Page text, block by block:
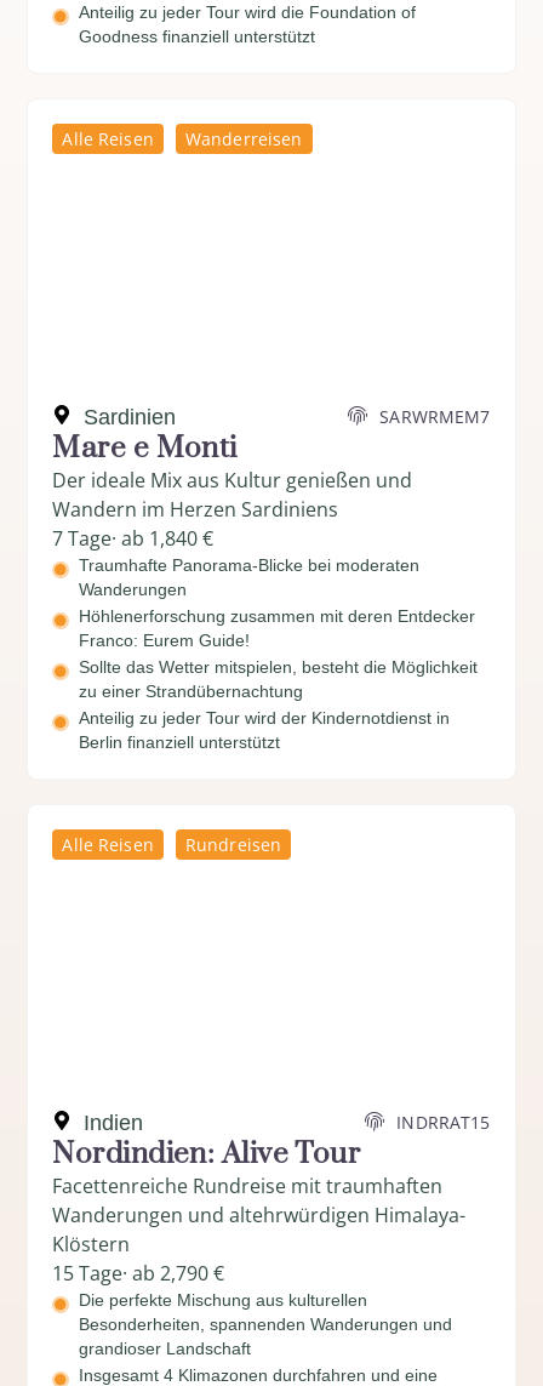
Anteilig zu jeder Tour wird die Foundation of
Goodness finanziell unterstützt
Alle Reisen Wanderreisen
Sardinien SARWRMEM7
Mare e Monti
Der ideale Mix aus Kultur genießen und
Wandern im Herzen Sardiniens
7 Tage· ab 1,840 €
Traumhafte Panorama-Blicke bei moderaten
Wanderungen
Höhlenerforschung zusammen mit deren Entdecker
Franco: Eurem Guide!
Sollte das Wetter mitspielen, besteht die Möglichkeit
zu einer Strandübernachtung
Anteilig zu jeder Tour wird der Kindernotdienst in
Berlin finanziell unterstützt
Alle Reisen Rundreisen
Indien INDRRAT15
Nordindien: Alive Tour
Facettenreiche Rundreise mit traumhaften
Wanderungen und altehrwürdigen Himalaya-
Klöstern
15 Tage· ab 2,790 €
Die perfekte Mischung aus kulturellen
Besonderheiten, spannenden Wanderungen und
grandioser Landschaft
Insgesamt 4 Klimazonen durchfahren und eine